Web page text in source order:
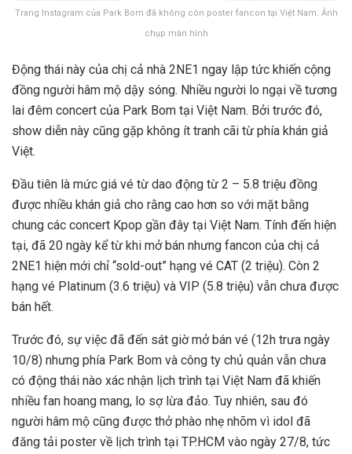
Trang Instagram của Park Bom đã không còn poster fancon tại Việt Nam. Ảnh
chụp màn hình
Động thái này của chị cả nhà 2NE1 ngay lập tức khiến cộng
đồng người hâm mộ dậy sóng. Nhiều người lo ngại về tương
lai đêm concert của Park Bom tại Việt Nam. Bởi trước đó,
show diễn này cũng gặp không ít tranh cãi từ phía khán giả
Việt.
Đầu tiên là mức giá vé từ dao động từ 2 – 5.8 triệu đồng
được nhiều khán giả cho rằng cao hơn so với mặt bằng
chung các concert Kpop gần đây tại Việt Nam. Tính đến hiện
tại, đã 20 ngày kể từ khi mở bán nhưng fancon của chị cả
2NE1 hiện mới chỉ “sold-out” hạng vé CAT (2 triệu). Còn 2
hạng vé Platinum (3.6 triệu) và VIP (5.8 triệu) vẫn chưa được
bán hết.
Trước đó, sự việc đã đến sát giờ mở bán vé (12h trưa ngày
10/8) nhưng phía Park Bom và công ty chủ quản vẫn chưa
có động thái nào xác nhận lịch trình tại Việt Nam đã khiến
nhiều fan hoang mang, lo sợ lừa đảo. Tuy nhiên, sau đó
người hâm mộ cũng được thở phào nhẹ nhõm vì idol đã
đăng tải poster về lịch trình tại TP.HCM vào ngày 27/8, tức